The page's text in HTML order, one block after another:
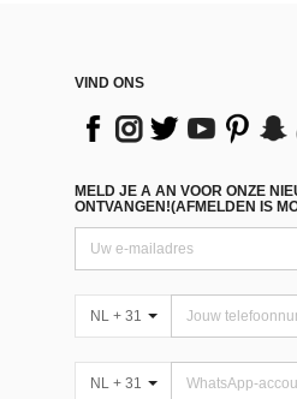
VIND ONS
MELD JE A AN VOOR ONZE
ONTVANGEN!(AFMELDEN IS
NL + 31
NL + 31